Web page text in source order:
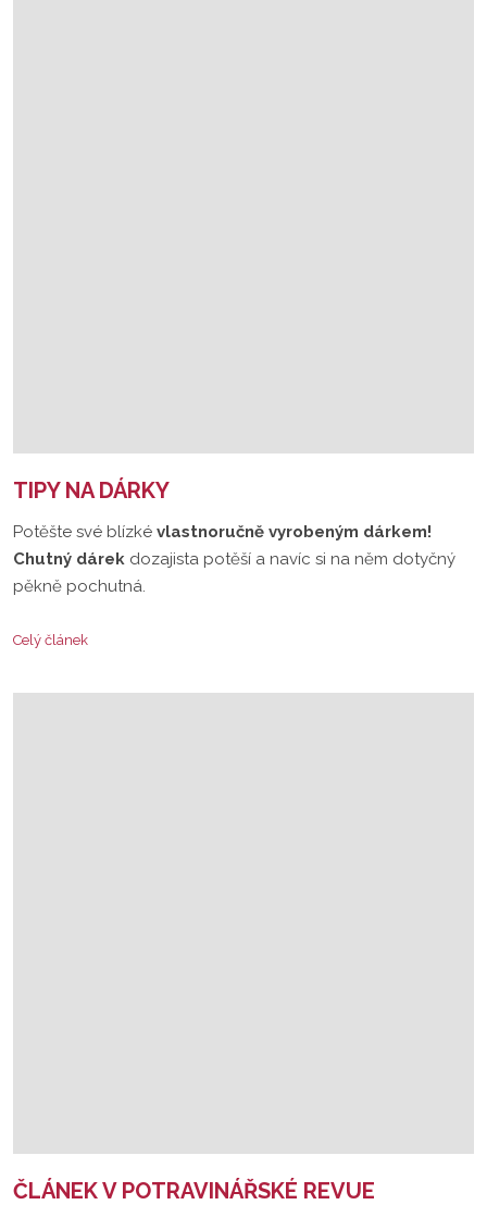
TIPY NA DÁRKY
Potěšte své blízké vlastnoručně vyrobeným dárkem!
Chutný dárek dozajista potěší a navíc si na něm dotyčný
pěkně pochutná.
Celý článek
ČLÁNEK V POTRAVINÁŘSKÉ REVUE